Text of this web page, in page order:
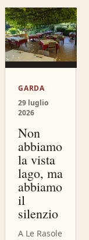
GARDA
29 luglio
2026
Non
abbiamo
la vista
lago, ma
abbiamo
il
silenzio
A Le Rasole